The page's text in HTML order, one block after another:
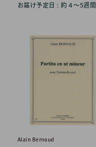
お届け予定日 : 約４〜5週間
Alain Bernaud